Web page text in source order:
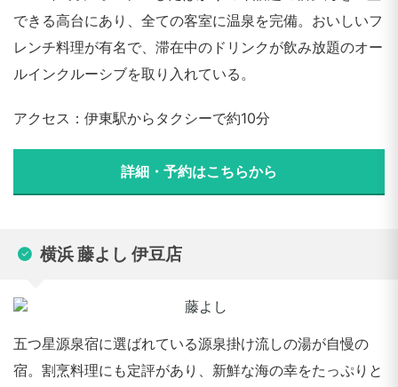
できる高台にあり、全ての客室に温泉を完備。おいしいフ
レンチ料理が有名で、滞在中のドリンクが飲み放題のオー
ルインクルーシブを取り入れている。
アクセス：伊東駅からタクシーで約10分
詳細・予約はこちらから
横浜 藤よし 伊豆店
五つ星源泉宿に選ばれている源泉掛け流しの湯が自慢の
宿。割烹料理にも定評があり、新鮮な海の幸をたっぷりと